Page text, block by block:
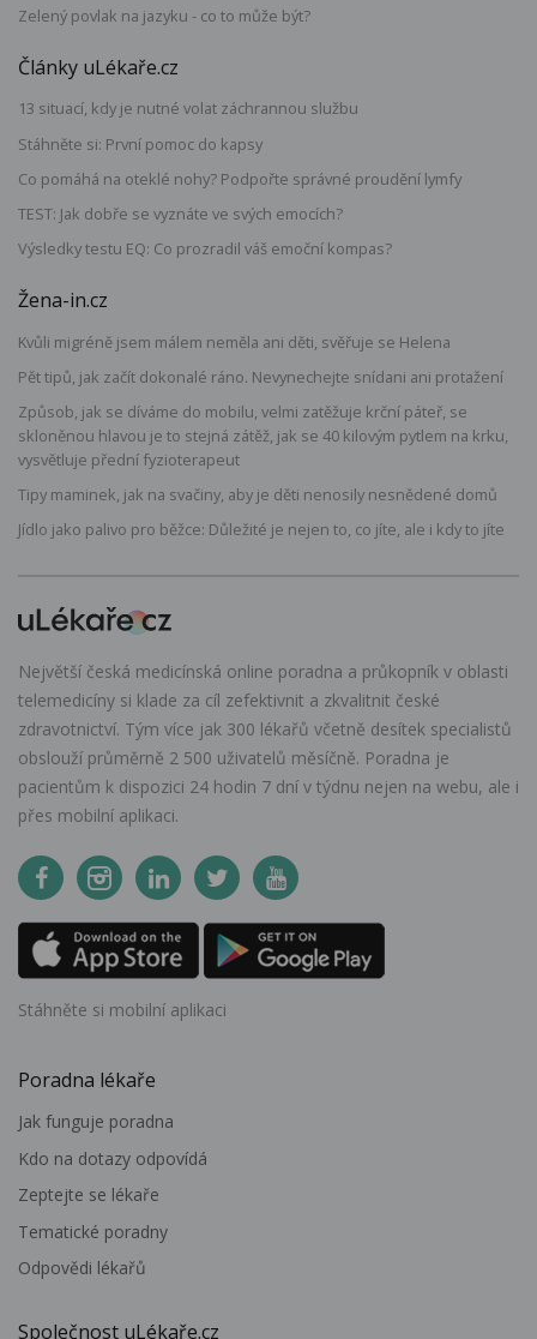
Zelený povlak na jazyku - co to může být?
Články uLékaře.cz
13 situací, kdy je nutné volat záchrannou službu
Stáhněte si: První pomoc do kapsy
Co pomáhá na oteklé nohy? Podpořte správné proudění lymfy
TEST: Jak dobře se vyznáte ve svých emocích?
Výsledky testu EQ: Co prozradil váš emoční kompas?
Žena-in.cz
Kvůli migréně jsem málem neměla ani děti, svěřuje se Helena
Pět tipů, jak začít dokonalé ráno. Nevynechejte snídani ani protažení
Způsob, jak se díváme do mobilu, velmi zatěžuje krční páteř, se
skloněnou hlavou je to stejná zátěž, jak se 40 kilovým pytlem na krku,
vysvětluje přední fyzioterapeut
Tipy maminek, jak na svačiny, aby je děti nenosily nesnědené domů
Jídlo jako palivo pro běžce: Důležité je nejen to, co jíte, ale i kdy to jíte
Největší česká medicínská online poradna a průkopník v oblasti
telemedicíny si klade za cíl zefektivnit a zkvalitnit české
zdravotnictví. Tým více jak 300 lékařů včetně desítek specialistů
obslouží průměrně 2 500 uživatelů měsíčně. Poradna je
pacientům k dispozici 24 hodin 7 dní v týdnu nejen na webu, ale i
přes mobilní aplikaci.
Stáhněte si mobilní aplikaci
Poradna lékaře
Jak funguje poradna
Kdo na dotazy odpovídá
Zeptejte se lékaře
Tematické poradny
Odpovědi lékařů
Společnost uLékaře.cz